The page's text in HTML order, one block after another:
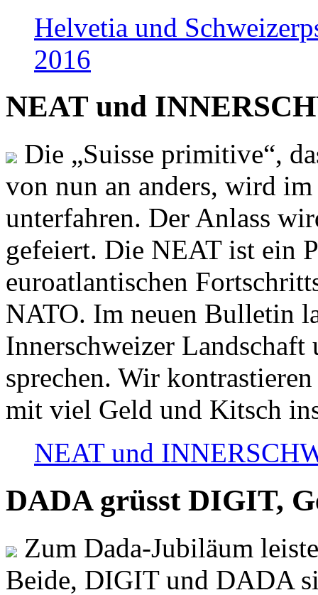
Helvetia und
2016
NEAT und
Die „Suisse primitive“,
von nun an anders, wird
unterfahren. Der Anlass
gefeiert. Die NEAT ist ein
euroatlantischen
NATO. Im neuen Bulletin
Innerschweizer
sprechen. Wir
mit viel Geld und Kitsch
NEAT und
DADA grüsst DIGIT,
Zum Dada-Jubiläum
Beide, DIGIT und DADA